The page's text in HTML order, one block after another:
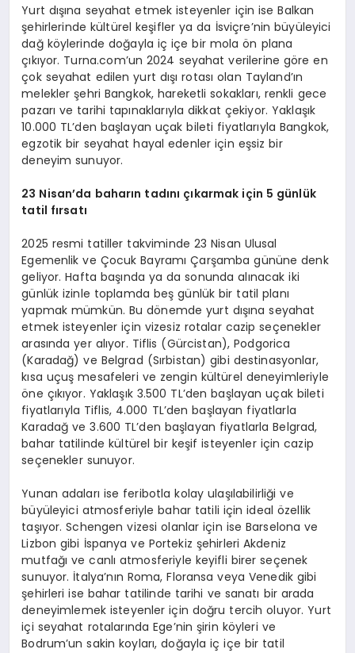
Yurt dışına seyahat etmek isteyenler için ise Balkan
şehirlerinde kültürel keşifler ya da İsviçre’nin büyüleyici
dağ köylerinde doğayla iç içe bir mola ön plana
çıkıyor. Turna.com’un 2024 seyahat verilerine göre en
çok seyahat edilen yurt dışı rotası olan Tayland’ın
melekler şehri Bangkok, hareketli sokakları, renkli gece
pazarı ve tarihi tapınaklarıyla dikkat çekiyor. Yaklaşık
10.000 TL’den başlayan uçak bileti fiyatlarıyla Bangkok,
egzotik bir seyahat hayal edenler için eşsiz bir
deneyim sunuyor.
23 Nisan’da baharın tadını çıkarmak için 5 günlük
tatil fırsatı
2025 resmi tatiller takviminde 23 Nisan Ulusal
Egemenlik ve Çocuk Bayramı Çarşamba gününe denk
geliyor. Hafta başında ya da sonunda alınacak iki
günlük izinle toplamda beş günlük bir tatil planı
yapmak mümkün. Bu dönemde yurt dışına seyahat
etmek isteyenler için vizesiz rotalar cazip seçenekler
arasında yer alıyor. Tiflis (Gürcistan), Podgorica
(Karadağ) ve Belgrad (Sırbistan) gibi destinasyonlar,
kısa uçuş mesafeleri ve zengin kültürel deneyimleriyle
öne çıkıyor. Yaklaşık 3.500 TL’den başlayan uçak bileti
fiyatlarıyla Tiflis, 4.000 TL’den başlayan fiyatlarla
Karadağ ve 3.600 TL’den başlayan fiyatlarla Belgrad,
bahar tatilinde kültürel bir keşif isteyenler için cazip
seçenekler sunuyor.
Yunan adaları ise feribotla kolay ulaşılabilirliği ve
büyüleyici atmosferiyle bahar tatili için ideal özellik
taşıyor. Schengen vizesi olanlar için ise Barselona ve
Lizbon gibi İspanya ve Portekiz şehirleri Akdeniz
mutfağı ve canlı atmosferiyle keyifli birer seçenek
sunuyor. İtalya’nın Roma, Floransa veya Venedik gibi
şehirleri ise bahar tatilinde tarihi ve sanatı bir arada
deneyimlemek isteyenler için doğru tercih oluyor. Yurt
içi seyahat rotalarında Ege’nin şirin köyleri ve
Bodrum’un sakin koyları, doğayla iç içe bir tatil